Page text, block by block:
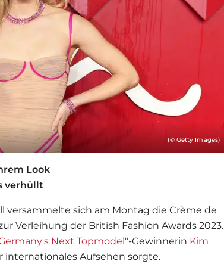
(© Getty Images)
Look
verhüllt
versammelte sich am Montag die Crème de
Verleihung der British Fashion Awards 2023.
Next Topmodel "-Gewinnerin Kim
Aufsehen sorgte.